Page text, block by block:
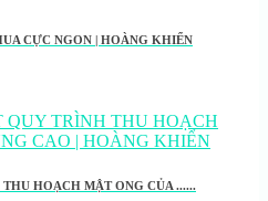
CỰC NGON | HOÀNG KHIỂN
HOẠCH MẬT ONG CỦA ......